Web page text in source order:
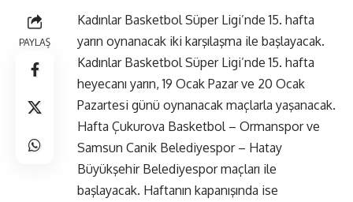
PAYLAŞ
Kadınlar Basketbol Süper Ligi’nde 15. hafta
yarın oynanacak iki karşılaşma ile başlayacak.
Kadınlar Basketbol Süper Ligi’nde 15. hafta
heyecanı yarın, 19 Ocak Pazar ve 20 Ocak
Pazartesi günü oynanacak maçlarla yaşanacak.
Hafta Çukurova Basketbol – Ormanspor ve
Samsun Canik Belediyespor – Hatay
Büyükşehir Belediyespor maçları ile
başlayacak. Haftanın kapanışında ise